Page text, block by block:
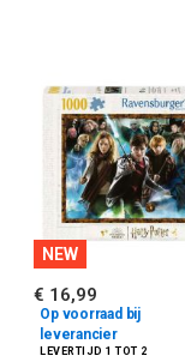
NEW
€ 16,99
Op voorraad bij
leverancier